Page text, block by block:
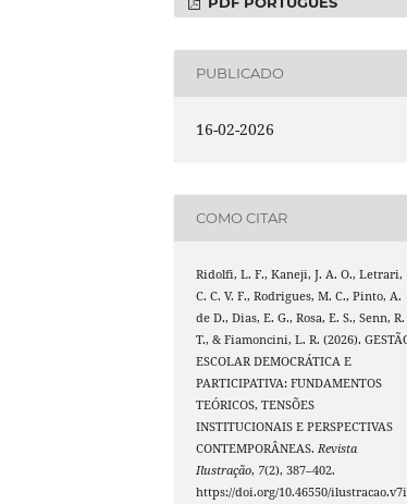
PUBLICADO
16-02-2026
COMO CITAR
Ridolfi, L. F., Kaneji, J. A. O., Letrari,
C. C. V. F., Rodrigues, M. C., Pinto, A.
de D., Dias, E. G., Rosa, E. S., Senn, R.
T., & Fiamoncini, L. R. (2026).
ESCOLAR DEMOCRÁTICA E
PARTICIPATIVA: FUNDAMENTOS
TEÓRICOS, TENSÕES
INSTITUCIONAIS E PERSPECTIVAS
CONTEMPORÂNEAS.Revista
Ilustração, 7(2), 387–402.
https://doi.org/10.46550/ilustracao.v7i